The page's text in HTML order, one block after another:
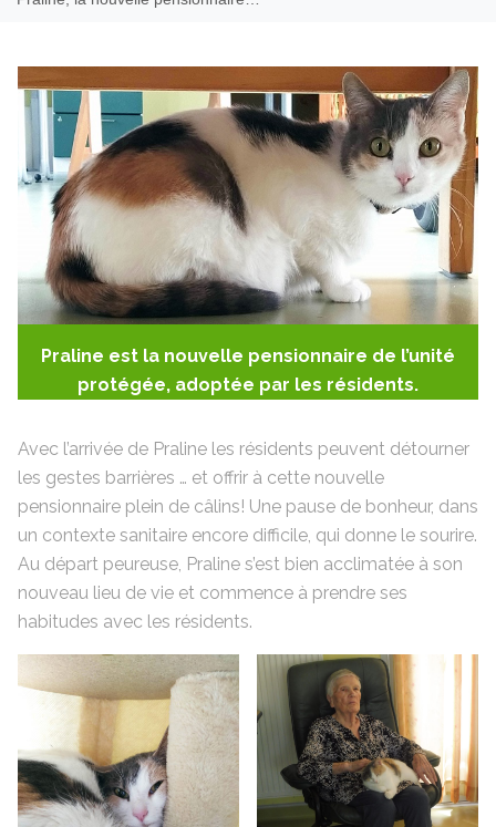
Praline est la nouvelle pensionnaire de l’unité
protégée, adoptée par les résidents.
Avec l’arrivée de Praline les résidents peuvent détourner
les gestes barrières … et offrir à cette nouvelle
pensionnaire plein de câlins! Une pause de bonheur, dans
un contexte sanitaire encore difficile, qui donne le sourire.
Au départ peureuse, Praline s’est bien acclimatée à son
nouveau lieu de vie et commence à prendre ses
habitudes avec les résidents.